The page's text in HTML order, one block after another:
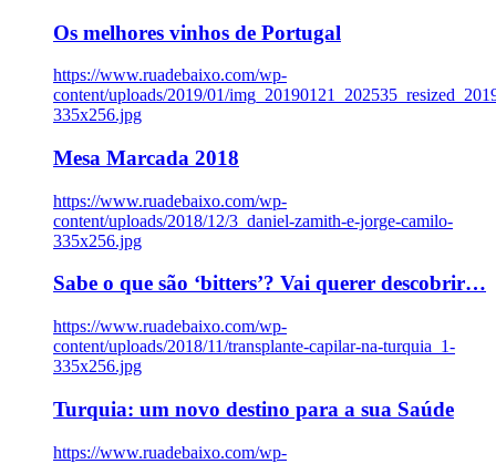
Os melhores vinhos de Portugal
https://www.ruadebaixo.com/wp-
content/uploads/2019/01/
335x256.jpg
Mesa Marcada 2018
https://www.ruadebaixo.com/wp-
content/uploads/2018/12/3_daniel-zamith-e-jorge-camilo-
335x256.jpg
Sabe o que são ‘bitters’? Vai querer descobrir…
https://www.ruadebaixo.com/wp-
content/uploads/2018/11/transplante-capilar-na-turquia_1-
335x256.jpg
Turquia: um novo destino para a sua Saúde
https://www.ruadebaixo.com/wp-